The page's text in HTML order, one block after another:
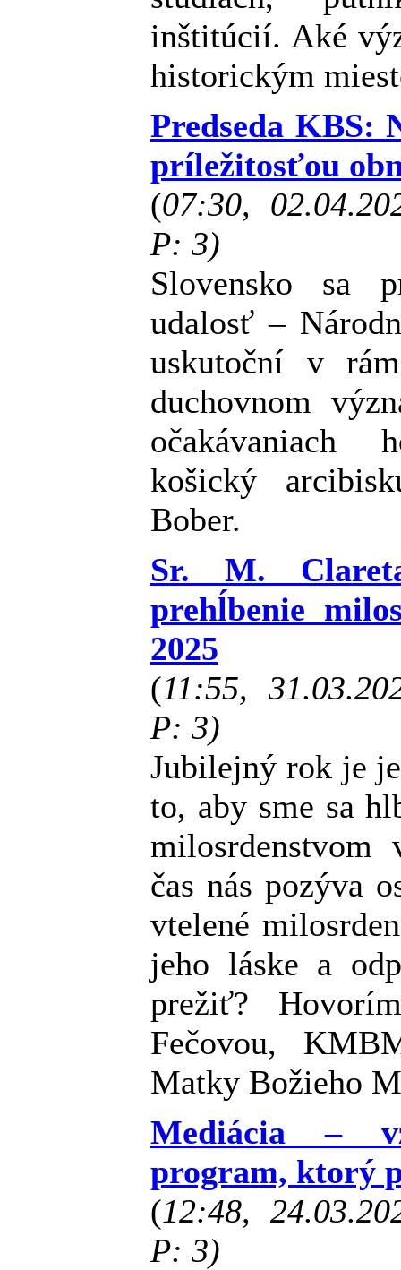
inštitúcií. Aké
historickým
Predseda KBS:
príležitosťou
(07:30,
P: 3)
Slovensko sa
udalosť –
uskutoční v
duchovnom
očakávaniach
košický
Bober.
Sr. M.
prehĺbenie
2025
(11:55,
P: 3)
Jubilejný rok je
to, aby sme sa
čas nás pozýva
vtelené
jeho láske a
prežiť?
Fečovou,
Matky Božieho
Mediácia –
program, ktorý
(12:48,
P: 3)